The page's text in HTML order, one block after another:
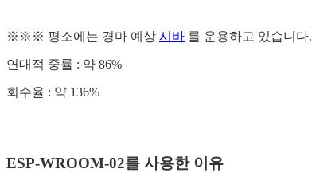
※※※ 평소에는 경마 예상 시바 를 운용하고 있습니다.
연대적 중률 : 약 86%
회수율 : 약 136%
ESP-WROOM-02를 사용한 이유